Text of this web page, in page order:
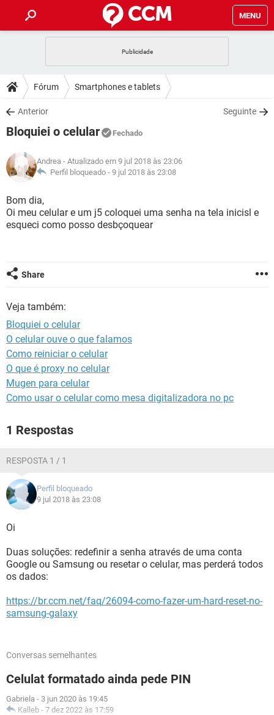
MENU
CELULAR FACEBOOK
OUTLOOK
INSTAGRAM
GUIA DE COMPRAS
DICAS
JOGOS WHATSAPP
INSTAGRAM GMAIL
DOWNLOADS
JOGOS
CELULAR
OUTLOOK EXCEL
INSTAGRAM
GUIA DE COMPRAS
FÓRUM
JOGOS WHATSAPP
OUTLOOK
INSTAGRAM GMAIL
GLOSSÁRIO
JOGOS
CELULAR FACEBOOK
GUIA DE COMPRAS
Fórum Smartphones e tablets
Anterior Seguinte
Bloquiei o celular Fechado
Andrea - Atualizado em 9 jul 2018 às 23:06
Perfil bloqueado - 9 jul 2018 às 23:08
Bom dia,
Oi meu celular e um j5 coloquei uma senha na tela inicisl e
esqueci como posso desbçoquear
Share
Veja também:
Bloquiei o celular
O celular ouve o que falamos
Como reiniciar o celular
O que é proxy no celular
Mugen para celular
Como usar o celular como mesa digitalizadora no pc
1 Respostas
RESPOSTA 1 / 1
Perfil bloqueado
9 jul 2018 às 23:08
Oi
Duas soluções: redefinir a senha através de uma conta
Google ou Samsung ou resetar o celular, mas perderá todos
os dados:
https://br.ccm.net/faq/26094-como-fazer-um-hard-reset-no-
samsung-galaxy
Conversas semelhantes
Celulat formatado ainda pede PIN
Gabriela - 3 jun 2020 às 19:45
Kalleb - 7 dez 2022 às 17:59